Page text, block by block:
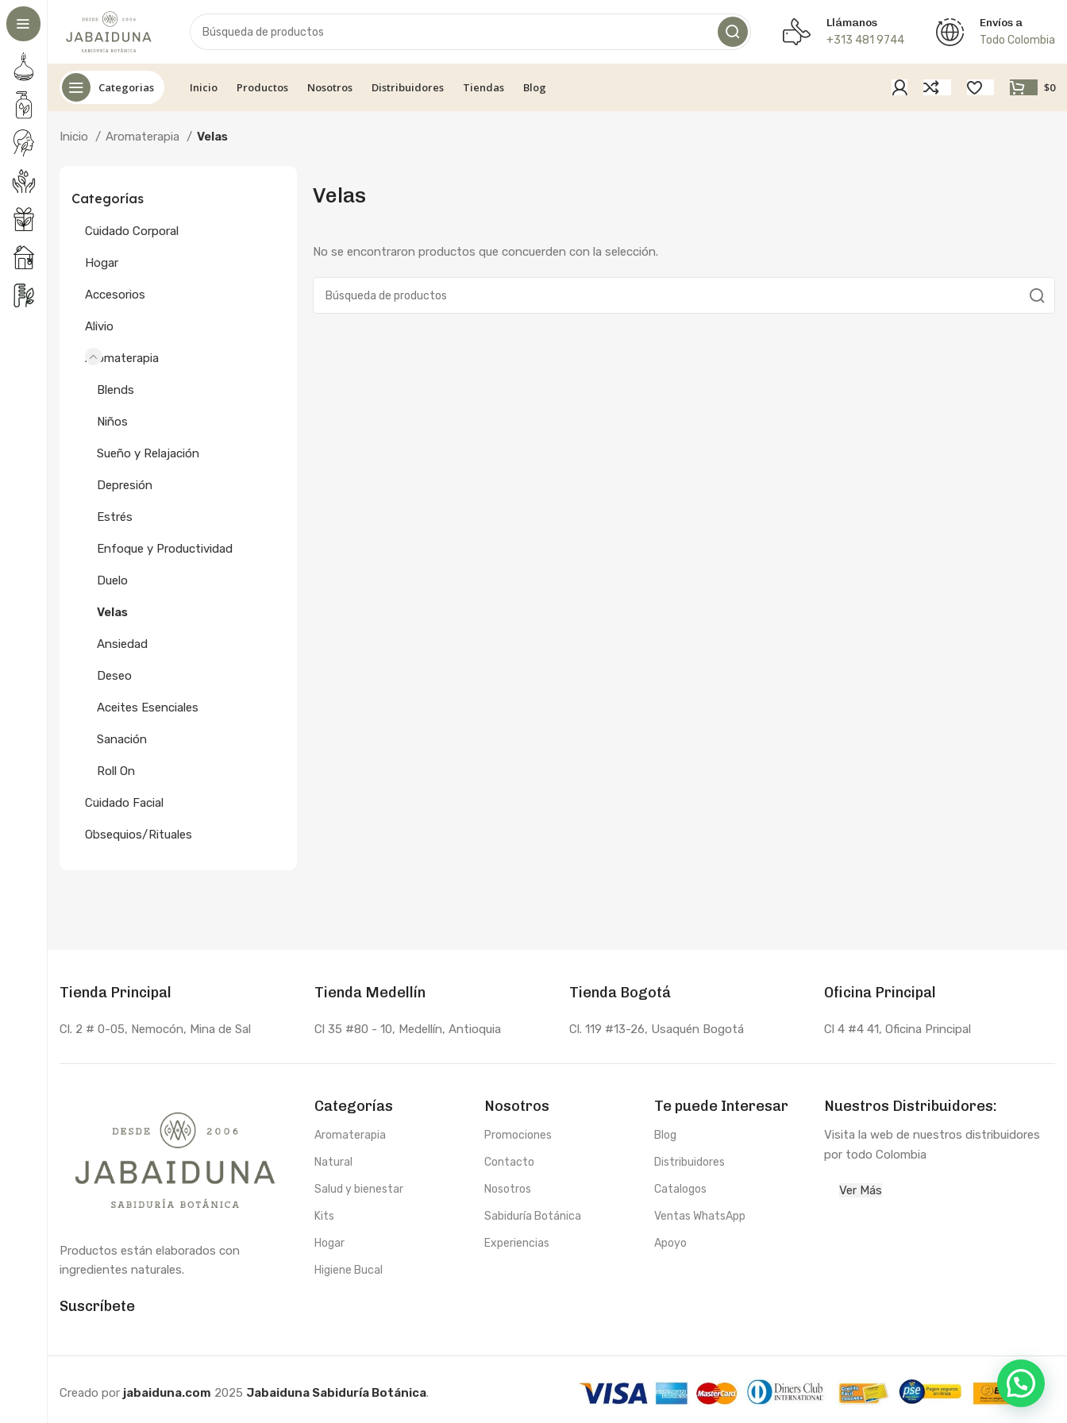
Llámanos
+313 481 9744
Envíos a
Todo Colombia
Categorias Inicio Productos Nosotros Distribuidores Tiendas Blog $0
Inicio Aromaterapia Velas
Categorías
Cuidado Corporal
Hogar
Accesorios
Alivio
Aromaterapia
Blends
Niños
Sueño y Relajación
Depresión
Estrés
Enfoque y Productividad
Duelo
Velas
Ansiedad
Deseo
Aceites Esenciales
Sanación
Roll On
Cuidado Facial
Obsequios/Rituales
Velas
No se encontraron productos que concuerden con la selección.
Tienda Principal
Cl. 2 # 0-05, Nemocón, Mina de Sal
Tienda Medellín
Cl 35 #80 - 10, Medellín, Antioquia
Tienda Bogotá
Cl. 119 #13-26, Usaquén Bogotá
Oficina Principal
Cl 4 #4 41, Oficina Principal
Productos están elaborados con
ingredientes naturales.
Suscríbete
Categorías
Aromaterapia
Natural
Salud y bienestar
Kits
Hogar
Higiene Bucal
Nosotros
Promociones
Contacto
Nosotros
Sabiduría Botánica
Experiencias
Te puede Interesar
Blog
Distribuidores
Catalogos
Ventas WhatsApp
Apoyo
Nuestros Distribuidores:
Visita la web de nuestros distribuidores
por todo Colombia
Ver Más
Creado por jabaiduna.com 2025 Jabaiduna Sabiduría Botánica.